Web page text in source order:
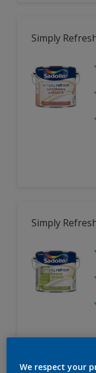
Simply
Simply
We respect your